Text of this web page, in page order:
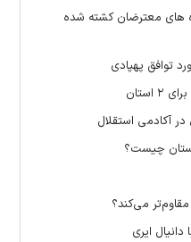
های معترضان کشته شده
توافق پهپادی
آکادمی استقلال
چیست؟
می‌کند؟
ایری